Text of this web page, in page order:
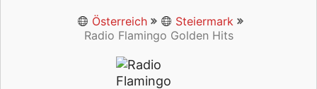
Österreich
Steiermark
Radio Flamingo Golden Hits